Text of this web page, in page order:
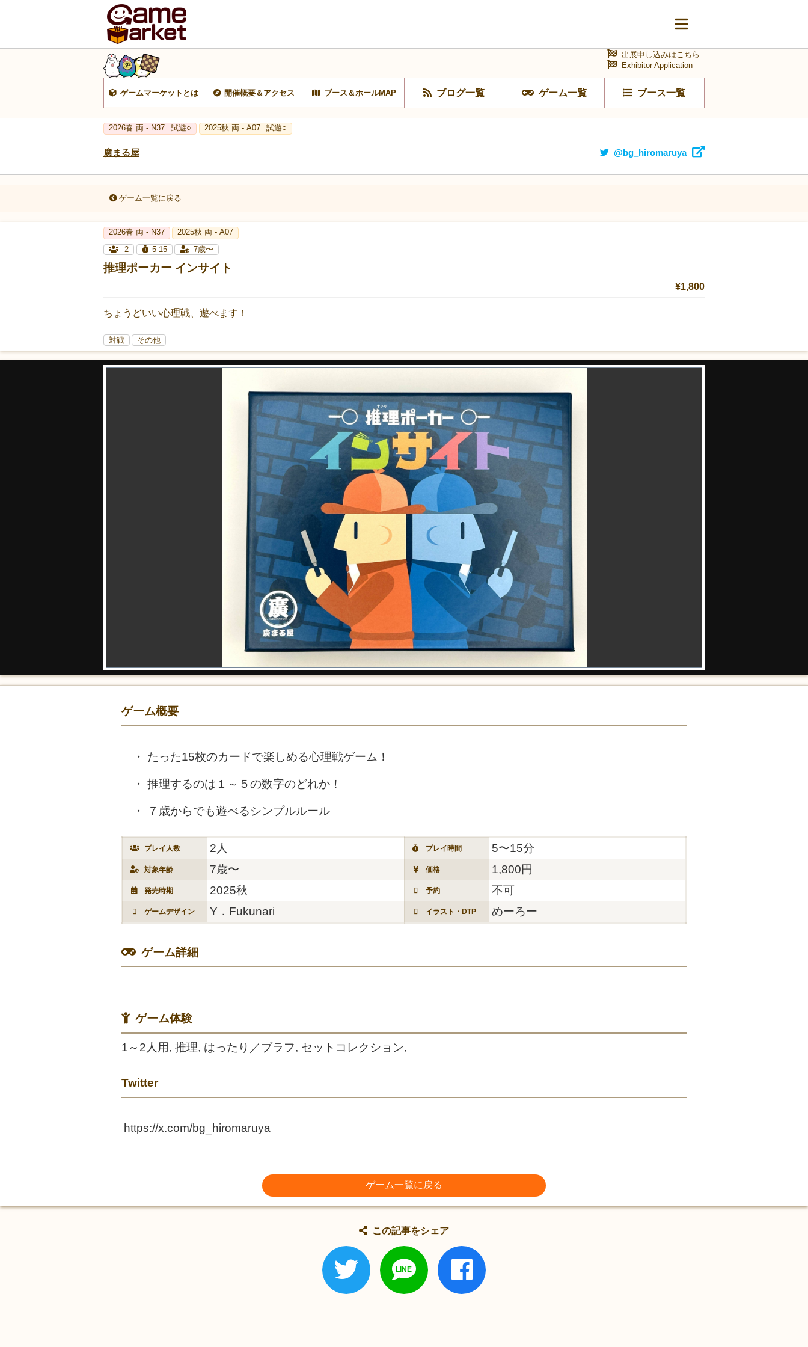
ゲームマーケットとは 開催概要＆アクセス ブース＆ホールMAP ブログ一覧 ゲーム一覧 ブース一覧
出展申し込みはこちら
Exhibitor Application
2026春 両 - N37 試遊○ 2025秋 両 - A07 試遊○
廣まる屋 @bg_hiromaruya
ゲーム一覧に戻る
2026春 両 - N37
2025秋 両 - A07
2
5-15 7歳〜
推理ポーカー インサイト
¥1,800
ちょうどいい心理戦、遊べます！
対戦 その他
ゲーム概要
たった15枚のカードで楽しめる心理戦ゲーム！
推理するのは１～５の数字のどれか！
７歳からでも遊べるシンプルルール
プレイ人数 2人 プレイ時間 5〜15分
対象年齢 7歳〜 価格 1,800円
発売時期 2025秋 予約 不可
ゲームデザイン Y．Fukunari イラスト・DTP めーろー
ゲーム詳細
ゲーム体験
1～2人用, 推理, はったり／ブラフ, セットコレクション,
Twitter
https://x.com/bg_hiromaruya
ゲーム一覧に戻る
この記事をシェア